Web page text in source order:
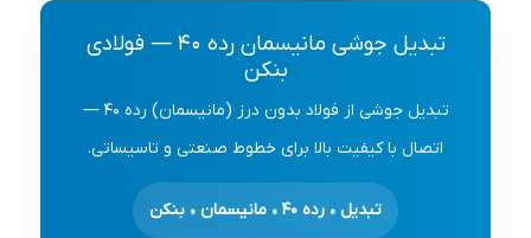
تبدیل جوشی مانیسمان رده 40 — فولادی
بنکن
تبدیل جوشی از فولاد بدون درز (مانیسمان) رده 40 —
اتصال با کیفیت بالا برای خطوط صنعتی و تاسیساتی.
تبدیل • رده 40 • مانیسمان • بنکن